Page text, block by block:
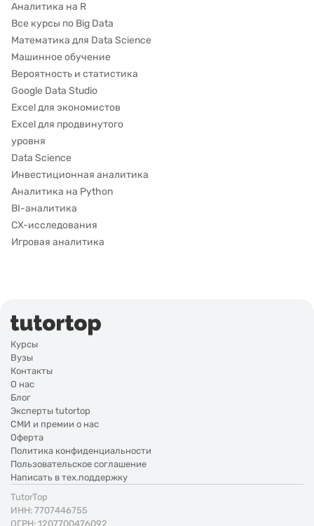
Аналитика на R
Все курсы по Big Data
Математика для Data Science
Машинное обучение
Вероятность и статистика
Google Data Studio
Excel для экономистов
Excel для продвинутого
уровня
Data Science
Инвестиционная аналитика
Аналитика на Python
BI-аналитика
CX-исследования
Игровая аналитика
Курсы
Вузы
Контакты
О нас
Блог
Эксперты tutortop
СМИ и премии о нас
Оферта
Политика конфиденциальности
Пользовательское соглашение
Написать в тех.поддержку
TutorTop
ИНН: 7707446755
ОГРН: 1207700476092